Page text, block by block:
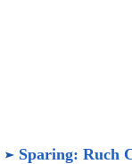
Sparing: Ruch